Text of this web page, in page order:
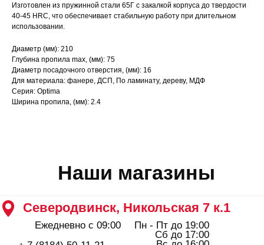
Изготовлен из пружинной стали 65Г с закалкой корпуса до твердости
40-45 HRC, что обеспечивает стабильную работу при длительном
использовании.
Диаметр (мм): 210
Глубина пропила max, (мм): 75
Диаметр посадочного отверстия, (мм): 16
Для материала: фанере, ДСП, По ламинату, дереву, МДФ
Серия: Optima
Ширина пропила, (мм): 2.4
Архангельск, Урицкого 50 к.1
Ежедневно с 09:00
Пн - Пт до 19:00
Сб до 17:00
Вс до 16:00
Пн - Пт 09:00 - 19:00
Сб - Вс 10:00 - 18:00
Пн - Пт 09:00 - 19:00
Сб - Вс 10:00 - 18:00
+ 7 (8184) 50-11-21
+ 7 (911) 562-83-03